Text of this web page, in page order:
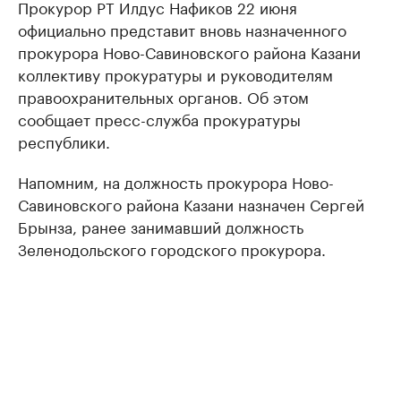
Прокурор РТ Илдус Нафиков 22 июня
официально представит вновь назначенного
прокурора Ново-Савиновского района Казани
коллективу прокуратуры и руководителям
правоохранительных органов. Об этом
сообщает пресс-служба прокуратуры
республики.
Напомним, на должность прокурора Ново-
Савиновского района Казани назначен Сергей
Брынза, ранее занимавший должность
Зеленодольского городского прокурора.